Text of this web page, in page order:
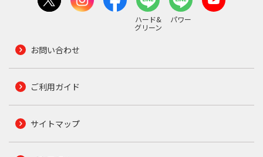
ハード&
グリーン
パワー
お問い合わせ
ご利用ガイド
サイトマップ